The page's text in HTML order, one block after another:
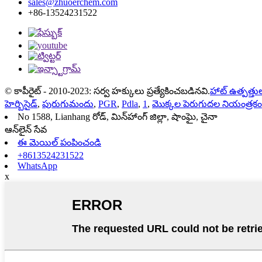
+86-13524231522
© కాపీరైట్ - 2010-2023: సర్వ హక్కులు ప్రత్యేకించబడినవి.హాట్
హెర్బిసైడ్, పురుగుమందు, PGR, Pdla, 1 , మొక్కల పెరుగుదల నియంత్రకం
No 1588, Lianhang రోడ్, మిన్‌హాంగ్ జిల్లా, షాంఘై, చైనా
ఆన్‌లైన్ సేవ
ఈ మెయిల్ పంపించండి
+8613524231522
WhatsApp
x